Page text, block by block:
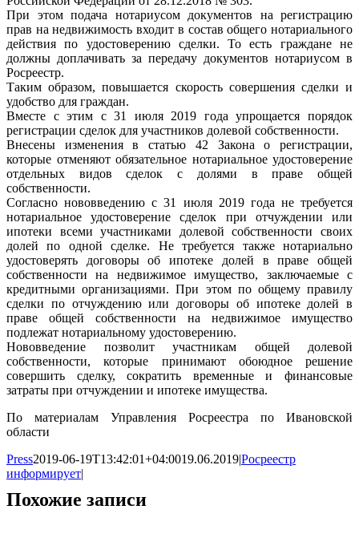
При этом подача нотариусом документов на регистрацию
прав на недвижимость входит в состав общего нотариального
действия по удостоверению сделки. То есть граждане не
должны доплачивать за передачу документов нотариусом в
Росреестр.
Таким образом, повышается скорость совершения сделки и
удобство для граждан.
Вместе с этим с 31 июля 2019 года упрощается порядок
регистрации сделок для участников долевой собственности.
Внесены изменения в статью 42 Закона о регистрации,
которые отменяют обязательное нотариальное удостоверение
отдельных видов сделок с долями в праве общей
собственности.
Согласно нововведению с 31 июля 2019 года не требуется
нотариальное удостоверение сделок при отчуждении или
ипотеки всеми участниками долевой собственности своих
долей по одной сделке. Не требуется также нотариально
удостоверять договоры об ипотеке долей в праве общей
собственности на недвижимое имущество, заключаемые с
кредитными организациями. При этом по общему правилу
сделки по отчуждению или договоры об ипотеке долей в
праве общей собственности на недвижимое имущество
подлежат нотариальному удостоверению.
Нововведение позволит участникам общей долевой
собственности, которые принимают обоюдное решение
совершить сделку, сократить временные и финансовые
затраты при отчуждении и ипотеке имущества.
По материалам Управления Росреестра по Ивановской
области
Press2019-06-19T13:42:01+04:0019.06.2019|Росреестр
информирует|
Похожие записи